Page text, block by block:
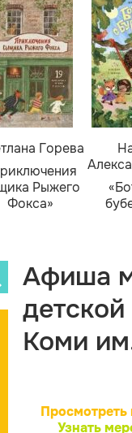
Горева
Рыжего
Фокса»
Афиша
Коми
Просмотреть
Узнать